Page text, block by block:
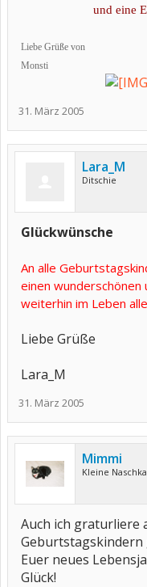
und eine
Liebe Grüße von
Monsti
31. März 2005
Lara_M
Ditschie
Glückwünsche
An alle
einen wunderschönen
weiterhin im Leben
Liebe Grüße
Lara_M
31. März 2005
Mimmi
Kleine
Auch ich graturliere
Geburtstagskindern
Euer neues
Glück!